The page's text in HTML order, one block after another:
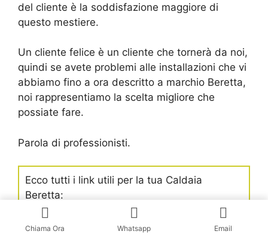
del cliente è la soddisfazione maggiore di
questo mestiere.
Un cliente felice è un cliente che tornerà da noi,
quindi se avete problemi alle installazioni che vi
abbiamo fino a ora descritto a marchio Beretta,
noi rappresentiamo la scelta migliore che
possiate fare.
Parola di professionisti.
Ecco tutti i link utili per la tua Caldaia
Beretta:
BERETTACLIMA.ITil sito ufficiale
Chiama Ora Whatsapp Email